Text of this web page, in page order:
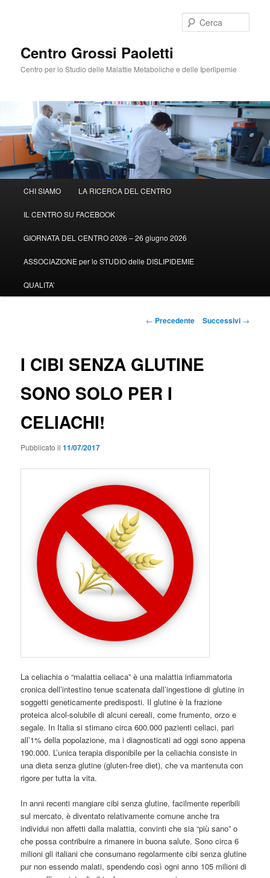
Centro Grossi Paoletti
Centro per lo Studio delle Malattie Metaboliche e delle Iperlipemie
principale
Vai
al
contenuto
CHI SIAMO LA RICERCA DEL CENTRO
IL CENTRO SU FACEBOOK
GIORNATA DEL CENTRO 2026 – 26 giugno 2026
ASSOCIAZIONE per lo STUDIO delle DISLIPIDEMIE
QUALITA’
Navigazione
← Precedente Successivi →
I CIBI SENZA GLUTINE
SONO SOLO PER I
CELIACHI!
Pubblicato il11/07/2017
La celiachia o “malattia celiaca” è una malattia infiammatoria
cronica dell’intestino tenue scatenata dall’ingestione di glutine in
soggetti geneticamente predisposti. Il glutine è la frazione
proteica alcol-solubile di alcuni cereali, come frumento, orzo e
segale. In Italia si stimano circa 600.000 pazienti celiaci, pari
all’1% della popolazione, ma i diagnosticati ad oggi sono appena
190.000. L’unica terapia disponibile per la celiachia consiste in
una dieta senza glutine (gluten-free diet), che va mantenuta con
rigore per tutta la vita.
In anni recenti mangiare cibi senza glutine, facilmente reperibili
sul mercato, è diventato relativamente comune anche tra
individui non affetti dalla malattia, convinti che sia “più sano” o
che possa contribuire a rimanere in buona salute. Sono circa 6
milioni gli italiani che consumano regolarmente cibi senza glutine
pur non essendo malati, spendendo così ogni anno 105 milioni di